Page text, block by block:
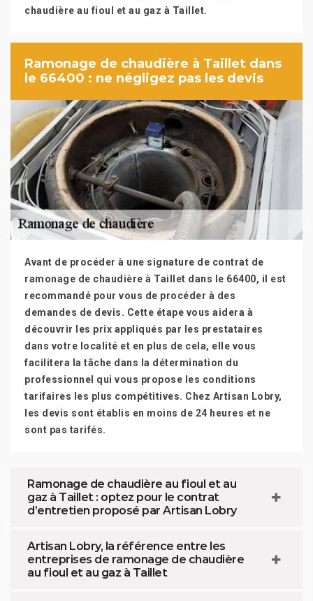
chaudière au fioul et au gaz à Taillet.
Ramonage de chaudière à Taillet dans
le 66400 : ne négligez pas les devis
Avant de procéder à une signature de contrat de
ramonage de chaudière à Taillet dans le 66400, il est
recommandé pour vous de procéder à des
demandes de devis. Cette étape vous aidera à
découvrir les prix appliqués par les prestataires
dans votre localité et en plus de cela, elle vous
facilitera la tâche dans la détermination du
professionnel qui vous propose les conditions
tarifaires les plus compétitives. Chez Artisan Lobry,
les devis sont établis en moins de 24 heures et ne
sont pas tarifés.
Ramonage de chaudière au fioul et au
gaz à Taillet : optez pour le contrat
d’entretien proposé par Artisan Lobry
Artisan Lobry, la référence entre les
entreprises de ramonage de chaudière
au fioul et au gaz à Taillet